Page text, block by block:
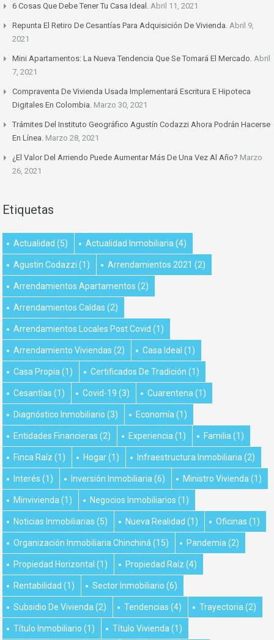
6 Cosas Que Debe Tener Tu Casa Ideal. Abril 11, 2021
Repunta El Retiro De Cesantías Para Adquisición De Vivienda. Abril 9,
2021
Mini Apartamentos: La Nueva Tendencia Que Se Tomará El Mercado. Abril
7, 2021
Compraventa De Vivienda Usada Implementará Escritura E Hipoteca
Digitales En Colombia. Marzo 30, 2021
Trámites Del Instituto Geográfico Agustín Codazzi Ahora Podrán Hacerse
En Línea. Marzo 28, 2021
¿El Valor Del Arriendo Puede Aumentar Más De Una Vez Al Año? Marzo
26, 2021
Etiquetas
Actualidad (5) Actualidad Inmobiliaria (4)
Agustin Codazzi (1) Arrendamientos 2021 (2)
Arrendamientos Apartamentos (2)
Arrendamientos Caldas (2)
Arrendamientos Locales Post Covid (1)
Arrendamiento Viviendas (2) Casa Ideal (1)
Casa Propia (1) Certificados De Tradición (1)
Cesantías (1) Covid-19 (3) Cuarentena (1)
Diagnóstico Inmobiliario (3) Economía (1)
Entidades Financieras (2) Experiencia (1) Familia (1)
Finca Raíz (1) Hogar(1) Infraestructura Inmobiliaria (2)
Interés (1) Inversión Inmobiliaria (6) Ministro Vivienda (1)
Minvivienda (1) Negocios Inmobiliarios (1)
Noticias Inmobiliarias (5) Nueva Realidad (1) Oficinas (1)
Organización Inmobiliaria Chinchiná (15) Pandemia (2)
Propiedad Horizontal (1) Propiedad Raíz (4)
Rentabilidad (1) Sector Inmobiliario (6)
Subsidio De Vivienda (2) Tendencias (4) Trayectoria (2)
Título Inmobiliario (1) Título Vivienda (1)